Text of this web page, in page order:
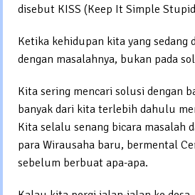
disebut KISS (Keep It Simple
Ketika kehidupan kita yang
dengan masalahnya, bukan pada
Kita sering mencari solusi dengan
banyak dari kita terlebih dahulu
Kita selalu senang bicara masalah
para Wirausaha baru, bermental
sebelum berbuat apa-apa.